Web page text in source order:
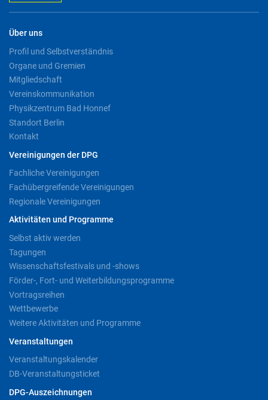
Über uns
Profil und Selbstverständnis
Organe und Gremien
Mitgliedschaft
Vereinskommunikation
Physikzentrum Bad Honnef
Standort Berlin
Kontakt
Vereinigungen der DPG
Fachliche Vereinigungen
Fachübergreifende Vereinigungen
Regionale Vereinigungen
Aktivitäten und Programme
Selbst aktiv werden
Tagungen
Wissenschaftsfestivals und -shows
Förder-, Fort- und Weiterbildungsprogramme
Vortragsreihen
Wettbewerbe
Weitere Aktivitäten und Programme
Veranstaltungen
Veranstaltungskalender
DB-Veranstaltungsticket
DPG-Auszeichnungen